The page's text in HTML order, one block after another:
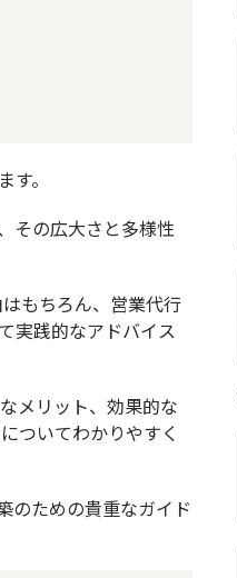
。
その広大さと多様性
もちろん、営業代行
実践的なアドバイス
メリット、効果的な
ついてわかりやすく
のための貴重なガイド